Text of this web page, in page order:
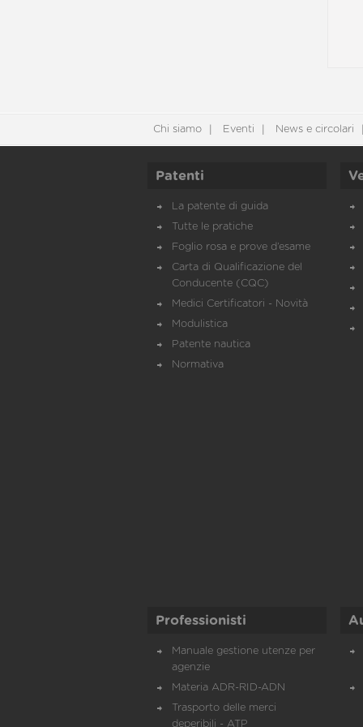
Chi siamo Eventi News e circolari
Patenti
La patente di guida
Tutte le pratiche
Foglio rosa e prove d’esame
Carta di Qualificazione del
Conducente (CQC)
Medici Certificatori - Novità
Modulistica
Patente nautica
Normativa
Professionisti
Manuale gestione utenze per
agenzie
Materia ADR-RID-ADN
Trasporto delle merci
deperibili - ATP